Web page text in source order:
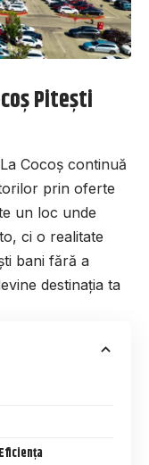
Pitești
Cocoș continuă
prin oferte
un loc unde
ci o realitate
bani fără a
destinația ta